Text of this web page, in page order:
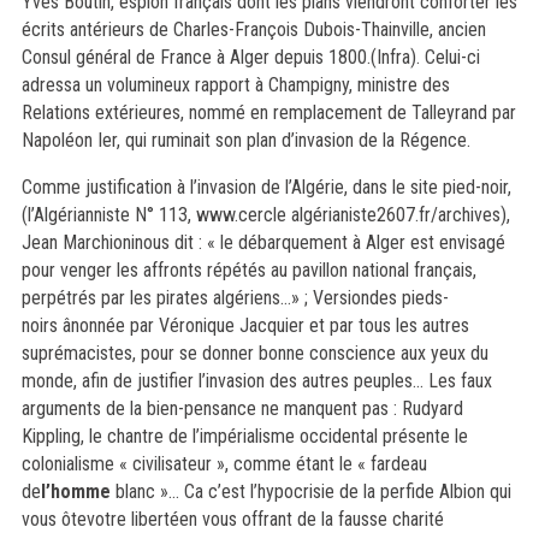
écrits antérieurs de Charles-François Dubois-Thainville, ancien
Consul général de France à Alger depuis 1800.(Infra). Celui-ci
adressa un volumineux rapport à Champigny, ministre des
Relations extérieures, nommé en remplacement de Talleyrand par
Napoléon Ier, qui ruminait son plan d’invasion de la Régence.
Comme justification à l’invasion de l’Algérie, dans le site pied-noir,
(l’Algérianniste N° 113, www.cercle algérianiste2607.fr/archives),
Jean Marchioninous dit : « le débarquement à Alger est envisagé
pour venger les affronts répétés au pavillon national français,
perpétrés par les pirates algériens…» ; Versiondes pieds-
noirs ânonnée par Véronique Jacquier et par tous les autres
suprémacistes, pour se donner bonne conscience aux yeux du
monde, afin de justifier l’invasion des autres peuples... Les faux
arguments de la bien-pensance ne manquent pas : Rudyard
Kippling, le chantre de l’impérialisme occidental présente le
colonialisme « civilisateur », comme étant le « fardeau
del’homme blanc »… Ca c’est l’hypocrisie de la perfide Albion qui
vous ôtevotre libertéen vous offrant de la fausse charité